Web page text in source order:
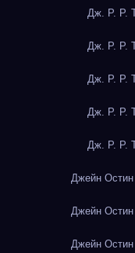
Дж. Р. Р.
Дж. Р. Р.
Дж. Р. Р.
Дж. Р. Р.
Дж. Р. Р.
Джейн
Джейн
Джейн